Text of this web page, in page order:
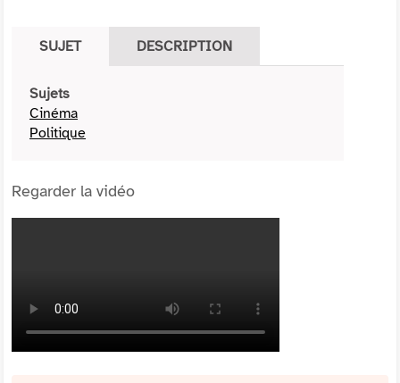
SUJET DESCRIPTION
Sujets
Cinéma
Politique
Regarder la vidéo